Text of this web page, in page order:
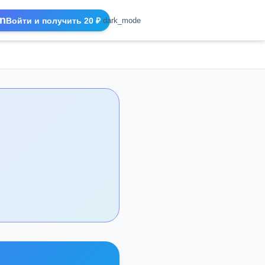
Войти и получить 20 ₽ dark_mode